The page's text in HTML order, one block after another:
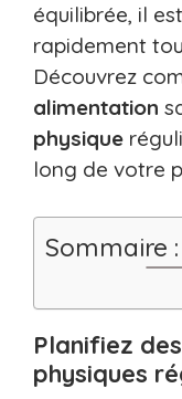
équilibrée, il
rapidement
Découvrez
alimentation
physique
long de votre
Sommaire :
Planifiez
physiques